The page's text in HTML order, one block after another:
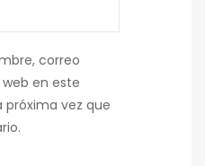
correo
en este
próxima vez que